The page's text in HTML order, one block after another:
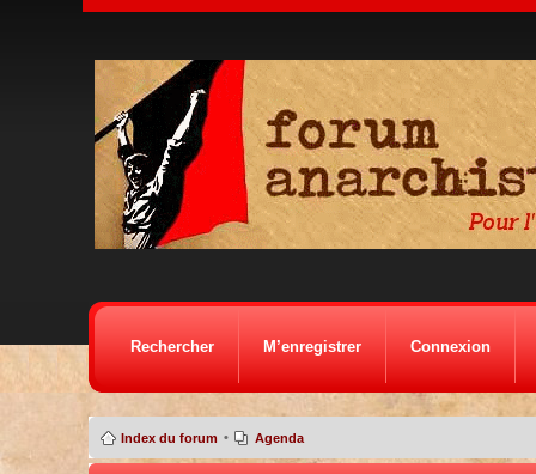
Rechercher M’enregistrer Connexion
Index du forum • Agenda